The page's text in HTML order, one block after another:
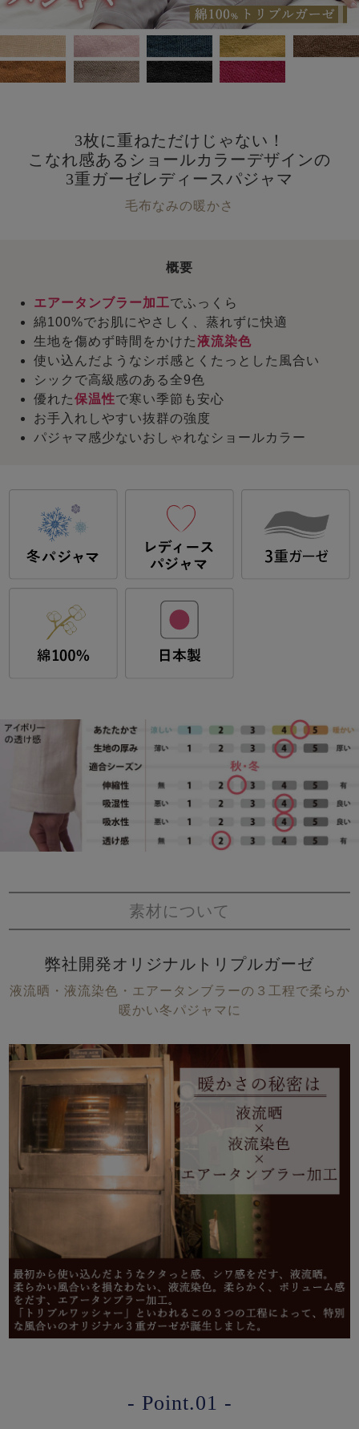
3枚に重ねただけじゃない！
こなれ感あるショールカラーデザインの
3重ガーゼレディースパジャマ
毛布なみの暖かさ
概要
エアータンブラー加工でふっくら
綿100%でお肌にやさしく、蒸れずに快適
生地を傷めず時間をかけた液流染色
使い込んだようなシボ感とくたっとした風合い
シックで高級感のある全9色
優れた保温性で寒い季節も安心
お手入れしやすい抜群の強度
パジャマ感少ないおしゃれなショールカラー
素材について
弊社開発オリジナルトリプルガーゼ
液流晒・液流染色・エアータンブラーの３工程で柔らか
暖かい冬パジャマに
- Point.01 -